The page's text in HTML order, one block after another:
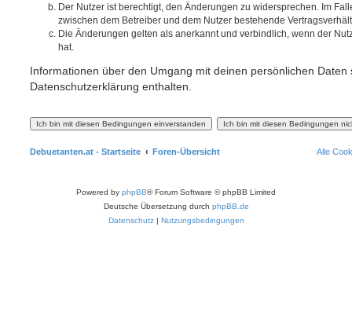
Der Nutzer ist berechtigt, den Änderungen zu widersprechen. Im
zwischen dem Betreiber und dem Nutzer bestehende
Die Änderungen gelten als anerkannt und verbindlich, wenn der
hat.
Informationen über den Umgang mit deinen persönlichen Daten
Datenschutzerklärung enthalten.
Debuetanten.at - Startseite Foren-Übersicht Alle
Powered by phpBB® Forum Software © phpBB Limited
Deutsche Übersetzung durch phpBB.de
Datenschutz| Nutzungsbedingungen